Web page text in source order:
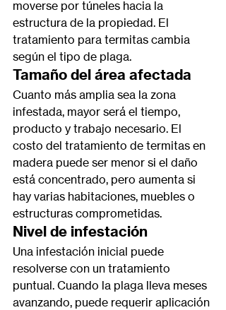
moverse por túneles hacia la
estructura de la propiedad. El
tratamiento para termitas cambia
según el tipo de plaga.
Tamaño del área afectada
Cuanto más amplia sea la zona
infestada, mayor será el tiempo,
producto y trabajo necesario. El
costo del tratamiento de termitas en
madera puede ser menor si el daño
está concentrado, pero aumenta si
hay varias habitaciones, muebles o
estructuras comprometidas.
Nivel de infestación
Una infestación inicial puede
resolverse con un tratamiento
puntual. Cuando la plaga lleva meses
avanzando, puede requerir aplicación